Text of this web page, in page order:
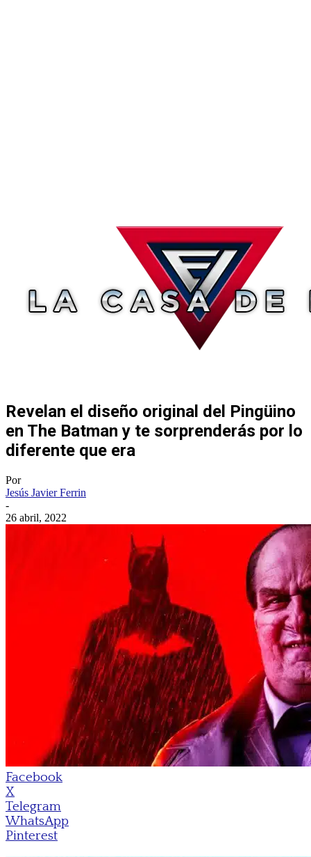
Revelan el diseño original del Pingüino
en The Batman y te sorprenderás por lo
diferente que era
Por
Jesús Javier Ferrin
-
26 abril, 2022
Facebook
X
Telegram
WhatsApp
Pinterest